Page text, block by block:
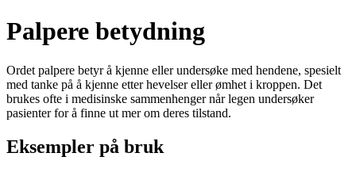
Palpere betydning
Ordet palpere betyr å kjenne eller undersøke med hendene, spesielt
med tanke på å kjenne etter hevelser eller ømhet i kroppen. Det
brukes ofte i medisinske sammenhenger når legen undersøker
pasienter for å finne ut mer om deres tilstand.
Eksempler på bruk